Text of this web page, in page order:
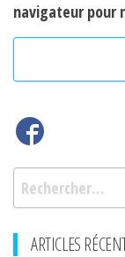
navigateur pour
Rechercher :
ARTICLES